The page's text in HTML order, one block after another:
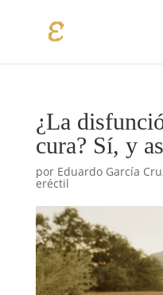
¿La
cura? Sí, y
por Eduardo García
eréctil